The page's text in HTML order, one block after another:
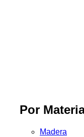
Por
Madera